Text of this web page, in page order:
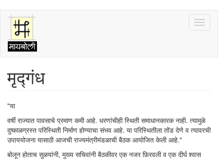
Skip
main
content
मृद्गंध
"या
वर्षी राज्यात पावसाचे प्रमाण कमी आहे. धरणांचीही स्थिती समाधानकारक नाही. त्यामुळे
दुष्काळग्रस्त परिस्थिती निर्माण होण्याचा संभव आहे. या परिस्थितीला तोंड देणे व त्यावरची
उपाययोजना यासाठी आजची राज्यमंत्रीमंडळाची बैठक आयोजित केली आहे."
बोलून होताच सुळयांनी, मुख्य सचिवांनी बैठकीवर एक नजर फ़िरवली व एक दीर्घ श्वास